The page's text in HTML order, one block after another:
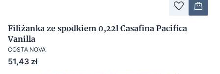
Filiżanka ze spodkiem 0,22l Casafina Pacifica
Vanilla
COSTA NOVA
Cena
51,43 zł